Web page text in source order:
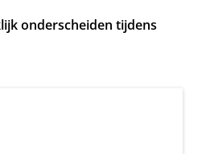
onderscheiden tijdens